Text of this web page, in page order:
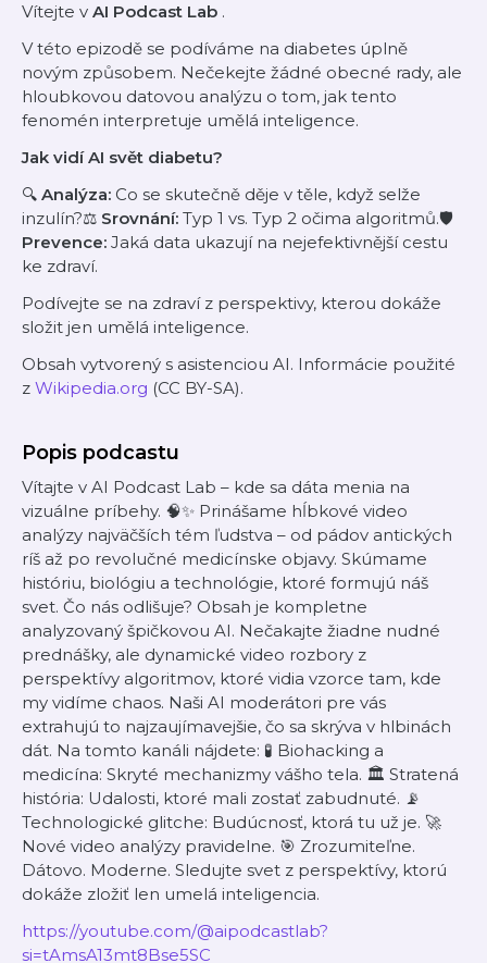
Vítejte v AI Podcast Lab .
V této epizodě se podíváme na diabetes úplně
novým způsobem. Nečekejte žádné obecné rady, ale
hloubkovou datovou analýzu o tom, jak tento
fenomén interpretuje umělá inteligence.
Jak vidí AI svět diabetu?
🔍 Analýza: Co se skutečně děje v těle, když selže
inzulín?⚖️ Srovnání: Typ 1 vs. Typ 2 očima algoritmů.🛡️
Prevence: Jaká data ukazují na nejefektivnější cestu
ke zdraví.
Podívejte se na zdraví z perspektivy, kterou dokáže
složit jen umělá inteligence.
Obsah vytvorený s asistenciou AI. Informácie použité
z Wikipedia.org (CC BY-SA).
Popis podcastu
Vítajte v AI Podcast Lab – kde sa dáta menia na
vizuálne príbehy. 🧠✨ Prinášame hĺbkové video
analýzy najväčších tém ľudstva – od pádov antických
ríš až po revolučné medicínske objavy. Skúmame
históriu, biológiu a technológie, ktoré formujú náš
svet. Čo nás odlišuje? Obsah je kompletne
analyzovaný špičkovou AI. Nečakajte žiadne nudné
prednášky, ale dynamické video rozbory z
perspektívy algoritmov, ktoré vidia vzorce tam, kde
my vidíme chaos. Naši AI moderátori pre vás
extrahujú to najzaujímavejšie, čo sa skrýva v hlbinách
dát. Na tomto kanáli nájdete: 🧪 Biohacking a
medicína: Skryté mechanizmy vášho tela. 🏛️ Stratená
história: Udalosti, ktoré mali zostať zabudnuté. 📡
Technologické glitche: Budúcnosť, ktorá tu už je. 🚀
Nové video analýzy pravidelne. 🎯 Zrozumiteľne.
Dátovo. Moderne. Sledujte svet z perspektívy, ktorú
dokáže zložiť len umelá inteligencia.
https://youtube.com/@aipodcastlab?
si=tAmsA13mt8Bse5SC